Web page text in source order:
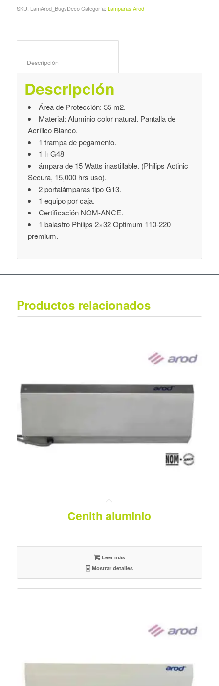
SKU: LamArod_BugsDeco Categoría: Lamparas Arod
Descripción
Área de Protección: 55 m2.
Material: Aluminio color natural. Pantalla de
Acrílico Blanco.
1 trampa de pegamento.
1 l+G48
ámpara de 15 Watts inastillable. (Philips Actinic
Secura, 15,000 hrs uso).
2 portalámparas tipo G13.
1 equipo por caja.
Certificación NOM-ANCE.
1 balastro Philips 2×32 Optimum 110-220
premium.
Productos relacionados
Cenith aluminio
Leer más
Mostrar detalles